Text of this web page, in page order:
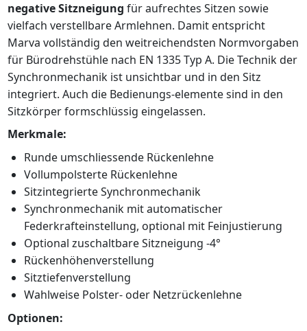
negative Sitzneigung für aufrechtes Sitzen sowie
vielfach verstellbare Armlehnen. Damit entspricht
Marva vollständig den weitreichendsten Normvorgaben
für Bürodrehstühle nach EN 1335 Typ A. Die Technik der
Synchronmechanik ist unsichtbar und in den Sitz
integriert. Auch die Bedienungs-elemente sind in den
Sitzkörper formschlüssig eingelassen.
Merkmale:
Runde umschliessende Rückenlehne
Vollumpolsterte Rückenlehne
Sitzintegrierte Synchronmechanik
Synchronmechanik mit automatischer
Federkrafteinstellung, optional mit Feinjustierung
Optional zuschaltbare Sitzneigung -4°
Rückenhöhenverstellung
Sitztiefenverstellung
Wahlweise Polster- oder Netzrückenlehne
Optionen: